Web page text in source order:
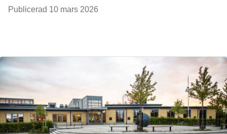
Publicerad 10 mars 2026